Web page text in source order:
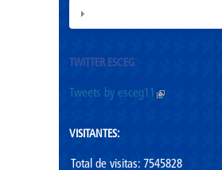
TWITTER ESCEG
Tweets by esceg11 (link is external)
VISITANTES:
Total de visitas: 7545828